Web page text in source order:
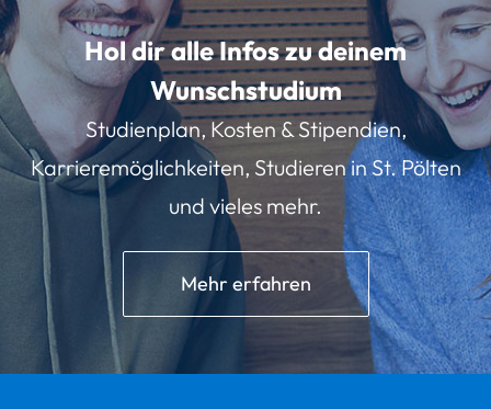
Hol dir alle Infos zu deinem
Wunschstudium
Studienplan, Kosten & Stipendien,
Karrieremöglichkeiten, Studieren in St. Pölten
und vieles mehr.
Mehr erfahren